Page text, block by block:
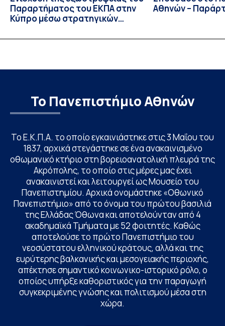
Παραρτήματος του ΕΚΠΑ στην
Κύπρο μέσω στρατηγικών
Αθηνών –
Το Πανεπιστήμιο Αθηνών
Το Ε.Κ.Π.Α. το οποίο εγκαινιάστηκε στις 3 Μαΐου του
1837, αρχικά στεγάστηκε σε ένα ανακαινισμένο
οθωμανικό κτήριο στη βορειοανατολική πλευρά της
Ακρόπολης, το οποίο στις μέρες μας έχει
ανακαινιστεί και λειτουργεί ως Μουσείο του
Πανεπιστημίου. Αρχικά ονομάστηκε «Οθωνικό
Πανεπιστήμιο» από το όνομα του πρώτου βασιλιά
της Ελλάδας Όθωνα και αποτελούνταν από 4
ακαδημαϊκά Τμήματα με 52 φοιτητές. Καθώς
αποτελούσε το πρώτο Πανεπιστήμιο του
νεοσύστατου ελληνικού κράτους, αλλά και της
ευρύτερης βαλκανικής και μεσογειακής περιοχής,
απέκτησε σημαντικό κοινωνικο-ιστορικό ρόλο, ο
οποίος υπήρξε καθοριστικός για την παραγωγή
συγκεκριμένης γνώσης και πολιτισμού μέσα στη
χώρα.